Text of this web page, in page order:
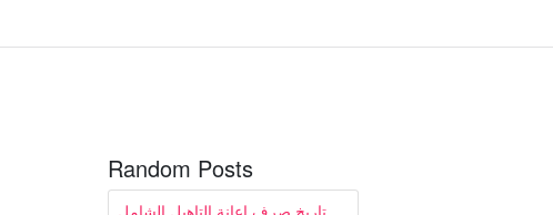
Random Posts
تاريخ صرف اعانة التاهيل الشامل